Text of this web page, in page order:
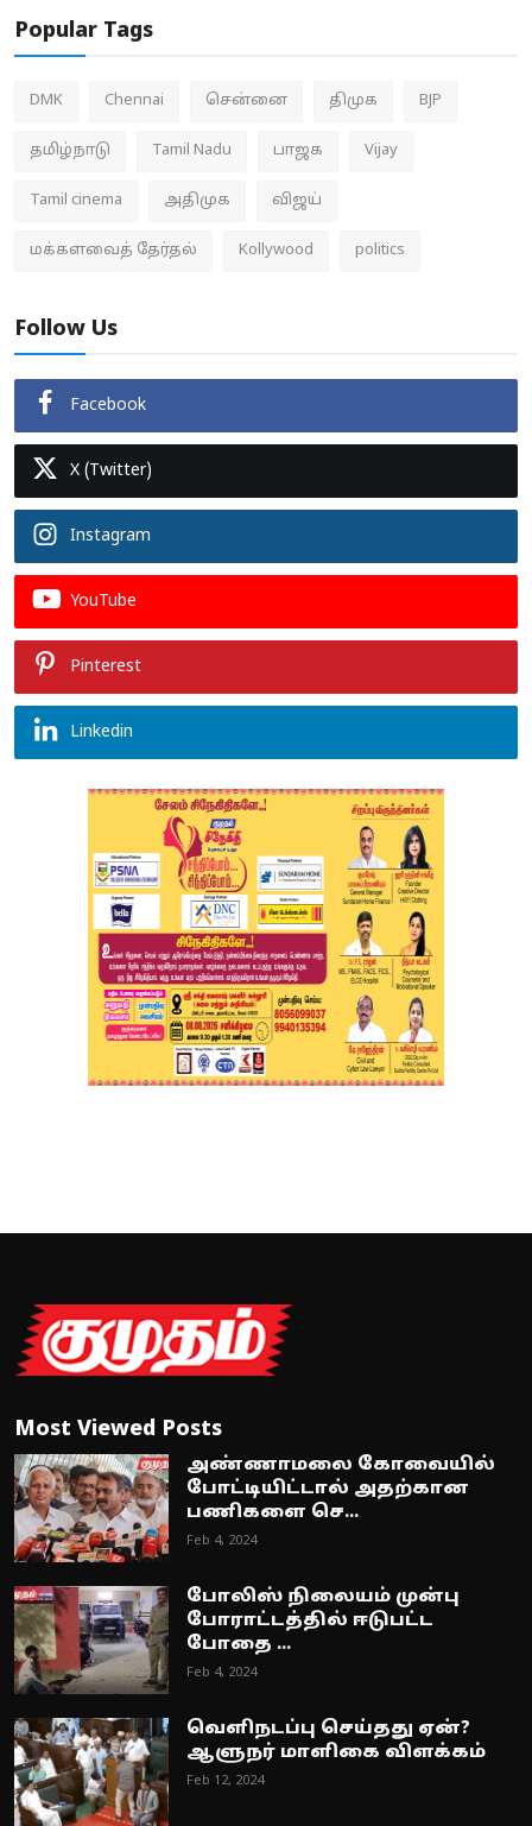
Popular Tags
DMK Chennai சென்னை திமுக BJP
தமிழ்நாடு Tamil Nadu பாஜக Vijay
Tamil cinema அதிமுக விஜய்
மக்களவைத் தேர்தல் Kollywood politics
Follow Us
Facebook
X (Twitter)
Instagram
YouTube
Pinterest
Linkedin
Most Viewed Posts
அண்ணாமலை கோவையில்
போட்டியிட்டால் அதற்கான
பணிகளை செ...
Feb 4, 2024
போலிஸ் நிலையம் முன்பு
போராட்டத்தில் ஈடுபட்ட
போதை ...
Feb 4, 2024
வெளிநடப்பு செய்தது ஏன்?
ஆளுநர் மாளிகை விளக்கம்
Feb 12, 2024